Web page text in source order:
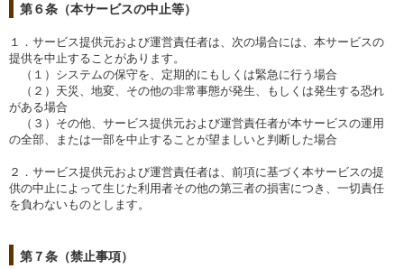
第６条（本サービスの中止等）
１．サービス提供元および運営責任者は、次の場合には、本サービスの
提供を中止することがあります。
（１）システムの保守を、定期的にもしくは緊急に行う場合
（２）天災、地変、その他の非常事態が発生、もしくは発生する恐れ
がある場合
（３）その他、サービス提供元および運営責任者が本サービスの運用
の全部、または一部を中止することが望ましいと判断した場合
２．サービス提供元および運営責任者は、前項に基づく本サービスの提
供の中止によって生じた利用者その他の第三者の損害につき、一切責任
を負わないものとします。
第７条（禁止事項）